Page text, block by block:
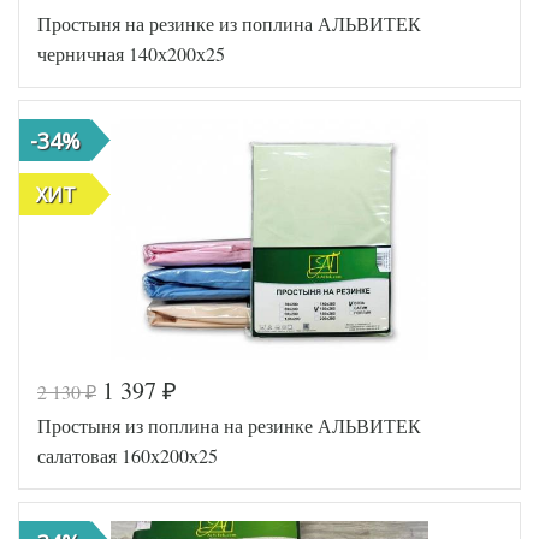
Артикул
AL460704
8010662
Ткань
Размер
простыни
140х200
Производитель
Код товара
546-616
Артикул
AL460704
8020579
Размер
простыни
140х200
(на
Простыня на резинке из поплина АЛЬВИТЕК
черничная 140х200х25
-34%
ХИТ
2 130₽ 1 397 ₽
Простыня из поплина на резинке АЛЬВИТЕК
салатовая 160х200х25